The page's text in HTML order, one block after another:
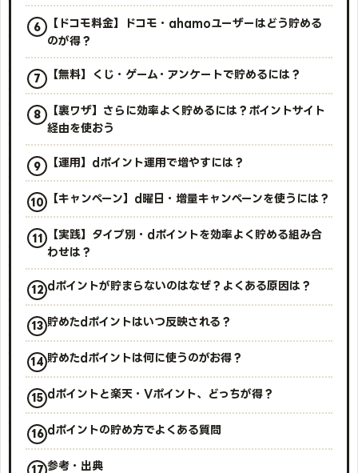
【ドコモ料金】ドコモ・ahamoユーザーはどう貯める
のが得？
【無料】くじ・ゲーム・アンケートで貯めるには？
【裏ワザ】さらに効率よく貯めるには？ポイントサイト
経由を使おう
【運用】dポイント運用で増やすには？
【キャンペーン】d曜日・増量キャンペーンを使うには？
【実践】タイプ別・dポイントを効率よく貯める組み合
わせは？
dポイントが貯まらないのはなぜ？よくある原因は？
貯めたdポイントはいつ反映される？
貯めたdポイントは何に使うのがお得？
dポイントと楽天・Vポイント、どっちが得？
dポイントの貯め方でよくある質問
参考・出典